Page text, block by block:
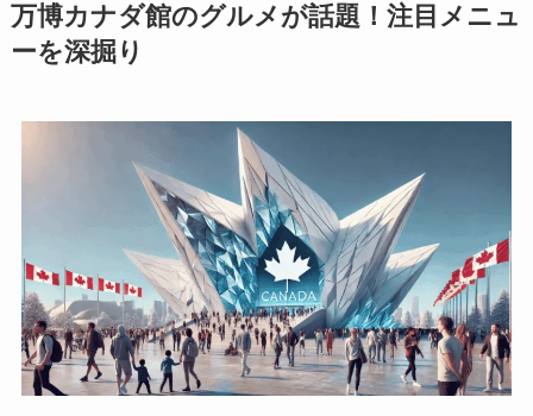
万博カナダ館のグルメが話題！注目メニュ
ーを深掘り